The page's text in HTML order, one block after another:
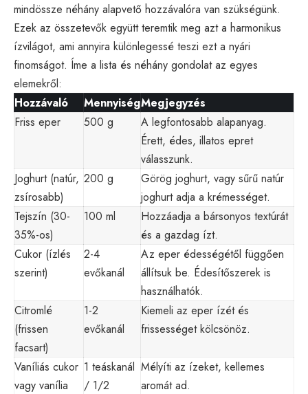
mindössze néhány alapvető hozzávalóra van szükségünk.
Ezek az összetevők együtt teremtik meg azt a harmonikus
ízvilágot, ami annyira különlegessé teszi ezt a nyári
finomságot. Íme a lista és néhány gondolat az egyes
elemekről:
Hozzávaló
MennyiségMegjegyzés
Friss eper
500 g
A legfontosabb alapanyag.
Érett, édes, illatos epret
válasszunk.
Joghurt (natúr,
zsírosabb)
200 g
Görög joghurt, vagy sűrű natúr
joghurt adja a krémességet.
Tejszín (30-
35%-os)
100 ml
Hozzáadja a bársonyos textúrát
és a gazdag ízt.
Cukor (ízlés
szerint)
2-4
evőkanál
Az eper édességétől függően
állítsuk be. Édesítőszerek is
használhatók.
Citromlé
(frissen
facsart)
1-2
evőkanál
Kiemeli az eper ízét és
frissességet kölcsönöz.
Vaníliás cukor
vagy vanília
1 teáskanál
/ 1/2
Mélyíti az ízeket, kellemes
aromát ad.